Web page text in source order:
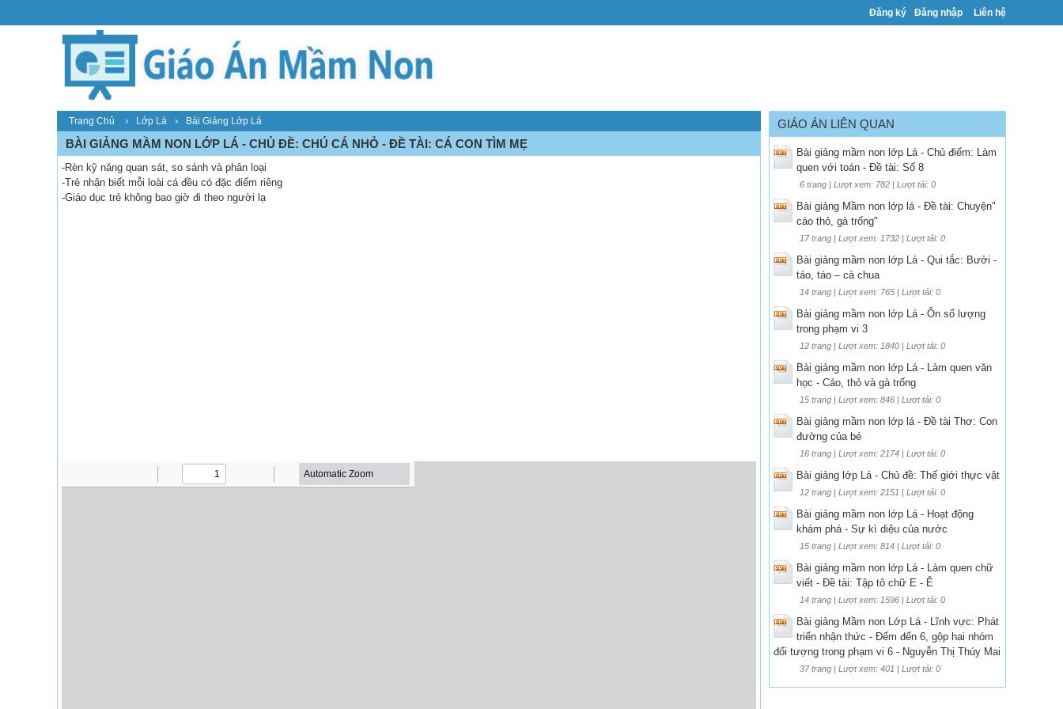
Đăng ký Đăng nhập Liên hệ
Trang Chủ › Lớp Lá › Bài Giảng Lớp Lá
BÀI GIẢNG MẦM NON LỚP LÁ - CHỦ ĐỀ: CHÚ CÁ NHỎ - ĐỀ TÀI: CÁ CON TÌM MẸ
-Rèn kỹ năng quan sát, so sánh và phân loại
-Trẻ nhận biết mỗi loài cá đều có đặc điểm riêng
-Giáo dục trẻ không bao giờ đi theo người lạ
GIÁO ÁN LIÊN QUAN
Bài giảng mầm non lớp Lá - Chủ điểm: Làm
quen với toán - Đề tài: Số 8
6 trang | Lượt xem: 782 | Lượt tải: 0
Bài giảng Mầm non lớp lá - Đề tài: Chuyện"
cáo thỏ, gà trống"
17 trang | Lượt xem: 1732 | Lượt tải: 0
Bài giảng mầm non lớp Lá - Qui tắc: Bưởi -
táo, táo – cà chua
14 trang | Lượt xem: 765 | Lượt tải: 0
Bài giảng mầm non lớp Lá - Ôn số lượng
trong phạm vi 3
12 trang | Lượt xem: 1840 | Lượt tải: 0
Bài giảng mầm non lớp Lá - Làm quen văn
học - Cáo, thỏ và gà trống
15 trang | Lượt xem: 846 | Lượt tải: 0
Bài giảng mầm non lớp lá - Đề tài Thơ: Con
đường của bé
16 trang | Lượt xem: 2174 | Lượt tải: 0
Bài giảng lớp Lá - Chủ đề: Thế giới thực vật
12 trang | Lượt xem: 2151 | Lượt tải: 0
Bài giảng mầm non lớp Lá - Hoạt động
khám phá - Sự kì diệu của nước
15 trang | Lượt xem: 814 | Lượt tải: 0
Bài giảng mầm non lớp Lá - Làm quen chữ
viết - Đề tài: Tập tô chữ E - Ê
14 trang | Lượt xem: 1596 | Lượt tải: 0
Bài giảng Mầm non Lớp Lá - Lĩnh vực: Phát
triển nhận thức - Đếm đến 6, gộp hai nhóm
đối tượng trong phạm vi 6 - Nguyễn Thị Thúy Mai
37 trang | Lượt xem: 401 | Lượt tải: 0